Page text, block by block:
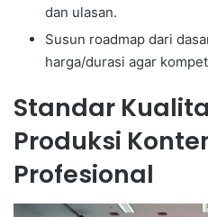
dan ulasan.
Susun roadmap dari
harga/durasi agar
Standar
Produksi
Profesional